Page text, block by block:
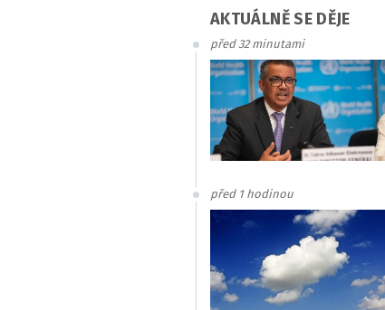
AKTUÁLNĚ SE DĚJE
před 32 minutami
před 1 hodinou